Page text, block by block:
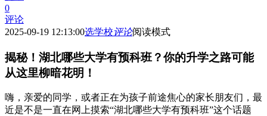
0
评论
2025-09-19 12:13:00选学校评论阅读模式
揭秘！湖北哪些大学有预科班？你的升学之路可能
从这里柳暗花明！
嗨，亲爱的同学，或者正在为孩子前途焦心的家长朋友们，最
近是不是一直在网上摸索“湖北哪些大学有预科班”这个话题